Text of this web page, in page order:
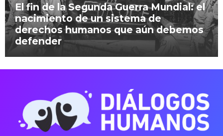
El fin de la Segunda Guerra Mundial: el
nacimiento de un sistema de
derechos humanos que aún debemos
defender